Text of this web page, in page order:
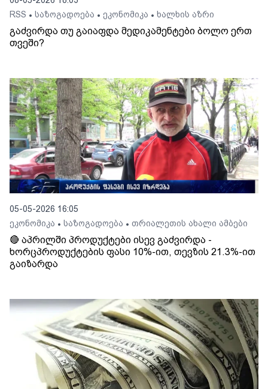
RSS • საზოგადოება • ეკონომიკა • ხალხის აზრი
გაძვირდა თუ გაიაფდა მედიკამენტები ბოლო ერთ
თვეში?
05-05-2026 16:05
ეკონომიკა • საზოგადოება • თრიალეთის ახალი ამბები
🔴 აპრილში პროდუქტები ისევ გაძვირდა -
ხორცპროდუქტების ფასი 10%-ით, თევზის 21.3%-ით
გაიზარდა